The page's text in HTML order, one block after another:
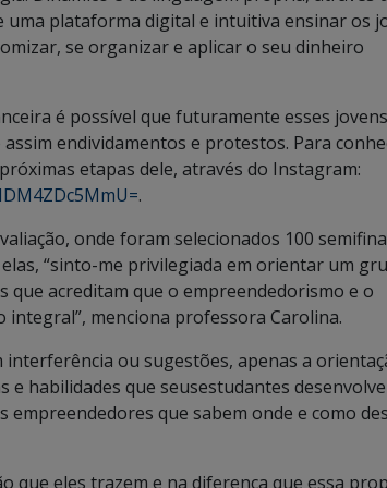
plataforma digital e intuitiva ensinar os
se organizar e aplicar o seu dinheiro
é possível que futuramente esses jovens
endividamentos e protestos. Para
etapas dele, através do Instagram:
.
onde foram selecionados 100
“sinto-me privilegiada em orientar um
acreditam que o empreendedorismo e o
menciona professora Carolina.
ou sugestões, apenas a
habilidades que seusestudantes
que sabem onde e como
que eles trazem e na diferença que essa